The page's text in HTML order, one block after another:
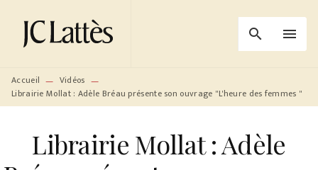
MENU RECHERCHE
PIED DE PAGE
search menu
Accueil — Vidéos —
Librairie Mollat : Adèle Bréau présente son ouvrage "L'heure des femmes "
Librairie Mollat : Adèle